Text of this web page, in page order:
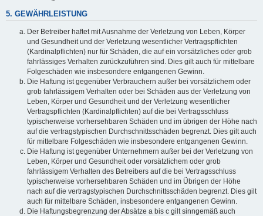
5. GEWÄHRLEISTUNG
Der Betreiber haftet mit Ausnahme der Verletzung von Leben, Körper
und Gesundheit und der Verletzung wesentlicher Vertragspflichten
(Kardinalpflichten) nur für Schäden, die auf ein vorsätzliches oder grob
fahrlässiges Verhalten zurückzuführen sind. Dies gilt auch für mittelbare
Folgeschäden wie insbesondere entgangenen Gewinn.
Die Haftung ist gegenüber Verbrauchern außer bei vorsätzlichem oder
grob fahrlässigem Verhalten oder bei Schäden aus der Verletzung von
Leben, Körper und Gesundheit und der Verletzung wesentlicher
Vertragspflichten (Kardinalpflichten) auf die bei Vertragsschluss
typischerweise vorhersehbaren Schäden und im übrigen der Höhe nach
auf die vertragstypischen Durchschnittsschäden begrenzt. Dies gilt auch
für mittelbare Folgeschäden wie insbesondere entgangenen Gewinn.
Die Haftung ist gegenüber Unternehmern außer bei der Verletzung von
Leben, Körper und Gesundheit oder vorsätzlichem oder grob
fahrlässigem Verhalten des Betreibers auf die bei Vertragsschluss
typischerweise vorhersehbaren Schäden und im Übrigen der Höhe
nach auf die vertragstypischen Durchschnittsschäden begrenzt. Dies gilt
auch für mittelbare Schäden, insbesondere entgangenen Gewinn.
Die Haftungsbegrenzung der Absätze a bis c gilt sinngemäß auch